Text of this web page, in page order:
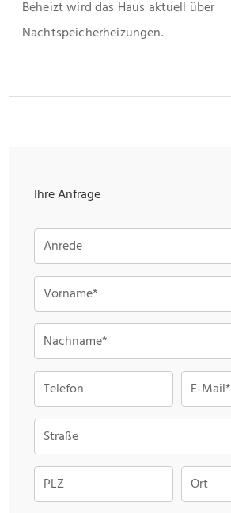
Beheizt wird das Haus aktuell über
Nachtspeicherheizungen.
Ihre Anfrage
Anrede
Vorname*
Nachname*
Telefon E-Mail*
Straße
PLZ Ort